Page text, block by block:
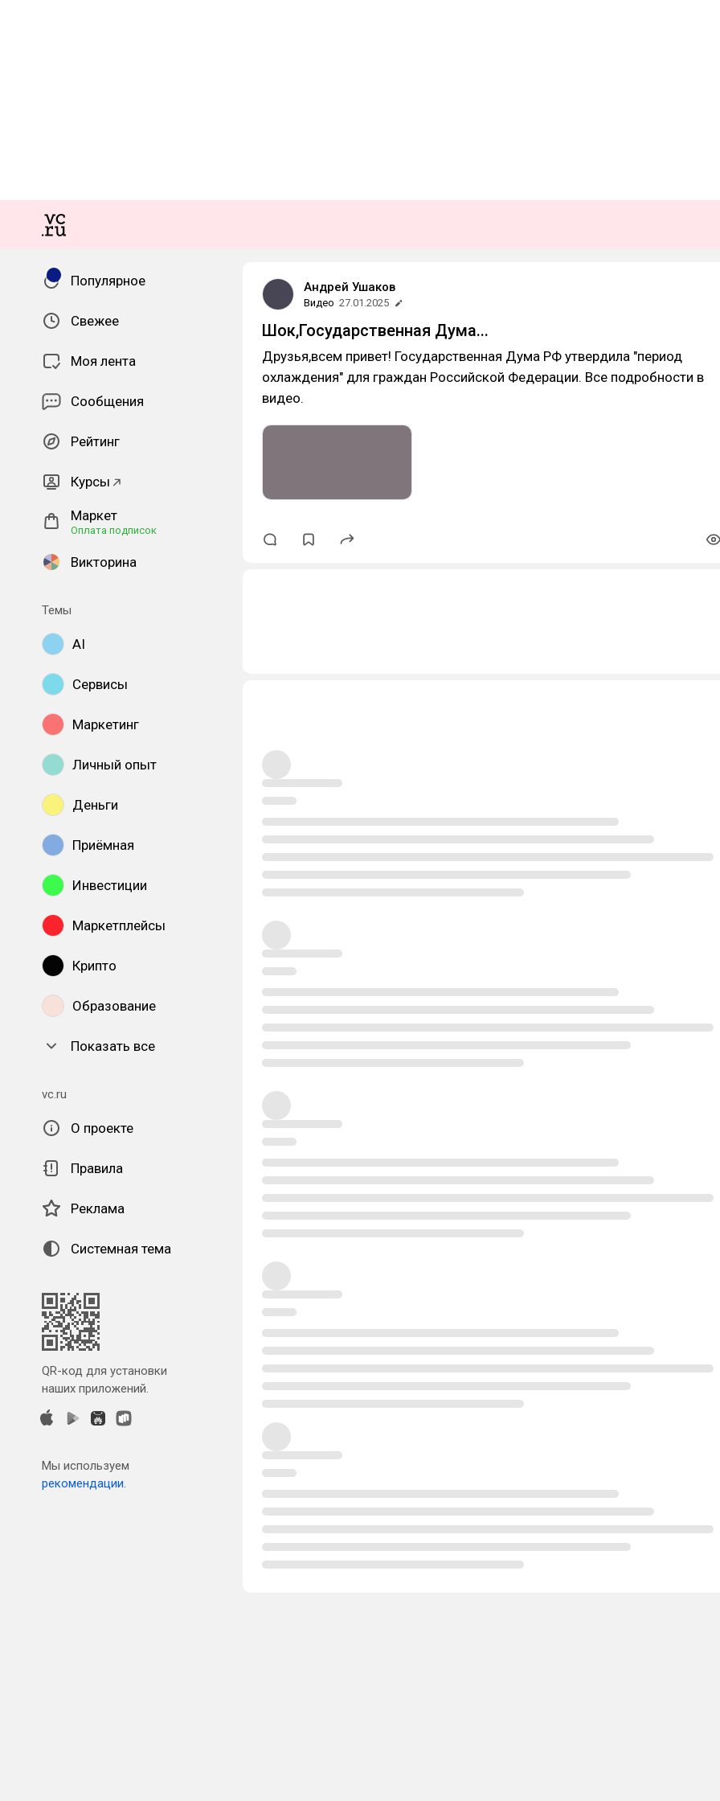
Популярное
Свежее
Моя лента
Сообщения
Рейтинг
Курсы
Маркет
Оплата подписок
Викторина
Темы
AI
Сервисы
Маркетинг
Личный опыт
Деньги
Приёмная
Инвестиции
Маркетплейсы
Крипто
Образование
Показать все
vc.ru
О проекте
Правила
Реклама
Системная тема
QR-код для установки
наших приложений.
Мы используем
рекомендации.
Андрей Ушаков
Видео 27.01.2025
Шок,Государственная Дума...
Друзья,всем привет! Государственная Дума РФ утвердила "период
охлаждения" для граждан Российской Федерации. Все подробности в
видео.